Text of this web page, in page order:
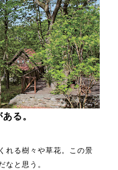
る。
れる樹々や草花。この景
なと思う。